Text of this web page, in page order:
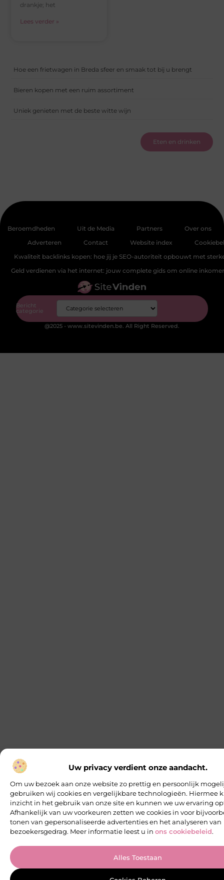
Uw privacy verdient onze aandacht.
Om uw bezoek aan onze website zo prettig en persoonlijk
gebruiken wij cookies en vergelijkbare technologieën. Hiermee
inzicht in het gebruik van onze site en kunnen we uw ervaring
Afhankelijk van uw voorkeuren zetten we cookies in voor
tonen van gepersonaliseerde advertenties en het analyseren van
bezoekersgedrag. Meer informatie leest u in ons cookiebeleid.
Alles Toestaan
drankje; het
Lees verder »
Hoe een frietwagen in Breda sfeer en smaak tot bij u brengt
Bieren kopen met een ruim assortiment
Uniek genieten met de beste witte wijn
Eten en drinken
Beroemdheden Uit de Media Partners
Over ons
Adverteren
Contact Website index
Kwaliteit backlinks kopen: hoe jij je SEO-autoriteit opbouwt met
Geld verdienen via het internet: jouw complete gids om online
Bericht
categorie
@2025 - www.sitevinden.be. All Right Reserved.